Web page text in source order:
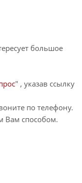
большое
" , указав ссылку
по телефону.
способом.